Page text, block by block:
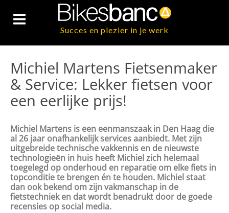
Succes en plezier in je werk
Michiel Martens Fietsenmaker
& Service: Lekker fietsen voor
een eerlijke prijs!
Michiel Martens is een eenmanszaak in Den Haag die
al 26 jaar onafhankelijk services aanbiedt. Met zijn
uitgebreide technische vakkennis en de nieuwste
technologieën in huis heeft Michiel zich helemaal
toegelegd op onderhoud en reparatie om elke fiets in
topconditie te brengen én te houden. Michiel staat
dan ook bekend om zijn vakmanschap in de
fietstechniek en dat wordt benadrukt door de goede
recensies op social media.